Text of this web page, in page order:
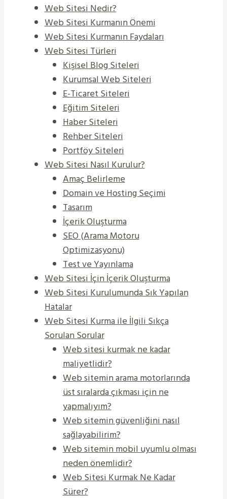
Web Sitesi Nedir?
Web Sitesi Kurmanın Önemi
Web Sitesi Kurmanın Faydaları
Web Sitesi Türleri
Kişisel Blog Siteleri
Kurumsal Web Siteleri
E-Ticaret Siteleri
Eğitim Siteleri
Haber Siteleri
Rehber Siteleri
Portföy Siteleri
Web Sitesi Nasıl Kurulur?
Amaç Belirleme
Domain ve Hosting Seçimi
Tasarım
İçerik Oluşturma
SEO (Arama Motoru
Optimizasyonu)
Test ve Yayınlama
Web Sitesi İçin İçerik Oluşturma
Web Sitesi Kurulumunda Sık Yapılan
Hatalar
Web Sitesi Kurma ile İlgili Sıkça
Sorulan Sorular
Web sitesi kurmak ne kadar
maliyetlidir?
Web sitemin arama motorlarında
üst sıralarda çıkması için ne
yapmalıyım?
Web sitemin güvenliğini nasıl
sağlayabilirim?
Web sitemin mobil uyumlu olması
neden önemlidir?
Web Sitesi Kurmak Ne Kadar
Sürer?